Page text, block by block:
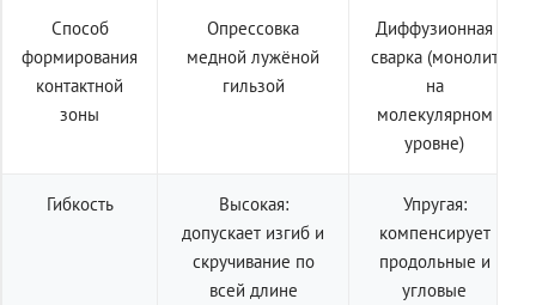
Способ
формирования
контактной
зоны
Опрессовка
медной лужёной
гильзой
Диффузионная
сварка (монолит
на
молекулярном
уровне)
Гибкость
Высокая:
допускает изгиб и
скручивание по
всей длине
Упругая:
компенсирует
продольные и
угловые